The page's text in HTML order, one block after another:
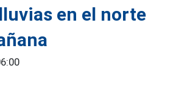
en el norte